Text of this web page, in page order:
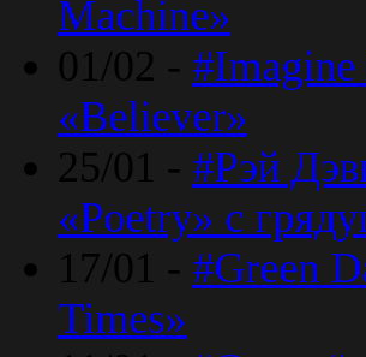
Machine»
01/02 - #Imagine
«Believer»
25/01 - #Рэй
«Poetry» с
17/01 - #Green
Times»